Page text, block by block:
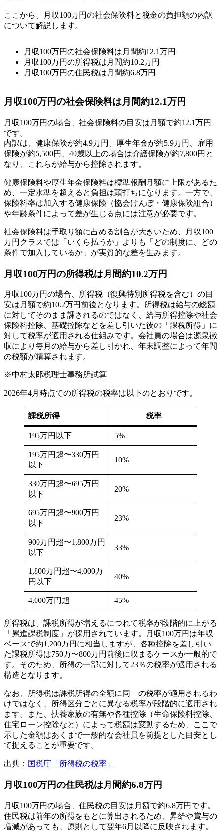
ここから、月収100万円の社会保険料と税金の負担額の内訳
について解説します。
月収100万円の社会保険料は月間約12.1万円
月収100万円の所得税は月間約10.2万円
月収100万円の住民税は月間約6.8万円
月収100万円の社会保険料は月間約12.1万円
月収100万円の場合、社会保険料の目安は月額で約12.1万円
です。
内訳は、健康保険が約4.9万円、厚生年金が約5.9万円、雇用
保険が約5,500円、40歳以上の場合は介護保険が約7,800円と
なり、これらが給与から控除されます。
健康保険料や厚生年金保険料は標準報酬月額に上限があるた
め、一定水準を超えると負担は頭打ちになります。一方で、
保険料率は加入する健康保険（協会けんぽ・健康保険組合）
や年齢条件によって差が生じる点には注意が必要です。
社会保険料は手取り額に占める割合が大きいため、月収100
万円クラスでは「いくら払うか」よりも「どの制度に、どの
条件で加入しているか」が実質的な差を生みます。
月収100万円の所得税は月間約10.2万円
月収100万円の場合、所得税（復興特別所得税を含む）の目
安は月額で約10.2万円前後となります。所得税は給与の総額
に対してそのまま課されるのではなく、給与所得控除や社会
保険料控除、基礎控除などを差し引いた後の「課税所得」に
対して税率が適用される仕組みです。会社員の場合は源泉徴
収により毎月の給与から差し引かれ、年末調整によって年間
の税額が精算されます。
※中村太郎税理士事務所試算
2026年4月時点での所得税の税率は以下のとおりです。
課税所得 税率
195万円以下 5%
195万円超〜330万円
以下
10%
330万円超〜695万円
以下
20%
695万円超〜900万円
以下
23%
900万円超〜1,800万円
以下
33%
1,800万円超〜4,000万
円以下
40%
4,000万円超 45%
所得税は、課税所得が増えるにつれて税率が段階的に上がる
「累進課税制度」が採用されています。月収100万円は年収
ベースで約1,200万円に相当しますが、各種控除を差し引い
た課税所得は750万〜800万円前後に収まるケースが一般的で
す。そのため、所得の一部に対して23％の税率が適用される
構造となります。
なお、所得税は課税所得の全額に同一の税率が適用されるわ
けではなく、所得区分ごとに異なる税率が段階的に適用され
ます。また、扶養家族の有無や各種控除（生命保険料控除、
住宅ローン控除など）によって税額は変動するため、ここで
示した金額はあくまで一般的な会社員を前提とした目安とし
て捉えることが重要です。
出典： 国税庁「所得税の税率」
月収100万円の住民税は月間約6.8万円
月収100万円の場合、住民税の目安は月額で約6.8万円です。
住民税は前年の所得をもとに算出されるため、昇給や賞与の
増減があっても、原則として翌年6月以降に反映されます。